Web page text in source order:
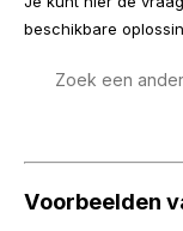
beschikbare
Voorbeelden